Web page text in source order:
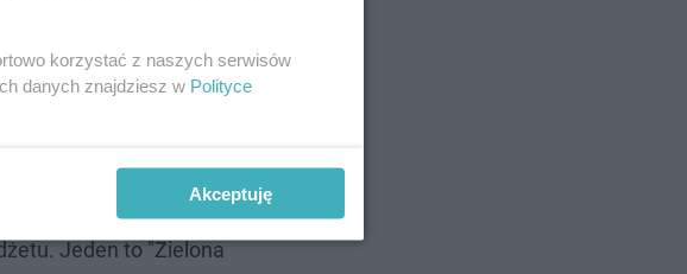
nie skończy.
Jeden to "Zielona
korzystać z naszych serwisów
danych znajdziesz w Polityce
Akceptuję